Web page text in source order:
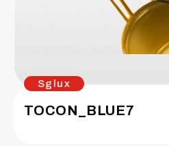
Sglux
TOCON_BLUE7